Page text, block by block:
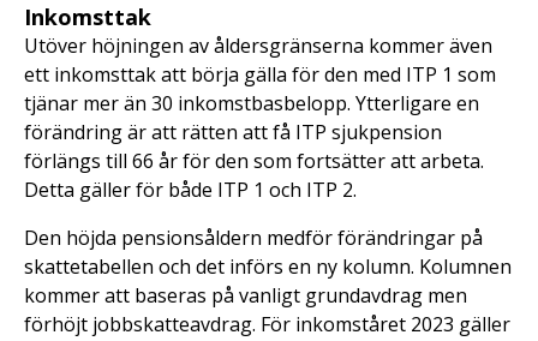
Inkomsttak
Utöver höjningen av åldersgränserna kommer även
ett inkomsttak att börja gälla för den med ITP 1 som
tjänar mer än 30 inkomstbasbelopp. Ytterligare en
förändring är att rätten att få ITP sjukpension
förlängs till 66 år för den som fortsätter att arbeta.
Detta gäller för både ITP 1 och ITP 2.
Den höjda pensionsåldern medför förändringar på
skattetabellen och det införs en ny kolumn. Kolumnen
kommer att baseras på vanligt grundavdrag men
förhöjt jobbskatteavdrag. För inkomståret 2023 gäller